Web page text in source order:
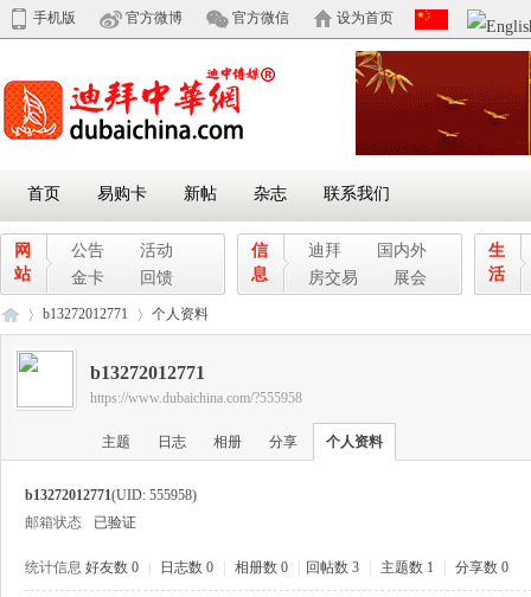
手机版 官方微博 官方微信 设为首页
首页 易购卡 新帖 杂志 联系我们
网
站
公告
活动
金卡
回馈
信
息
迪拜
国内外
房交易
展会
生
活
›
b13272012771 个人资料
b13272012771
https://www.dubaichina.com/?555958
主题 日志 相册 分享 个人资料
b13272012771(UID: 555958)
邮箱状态
已验证
统计信息 好友数 0 日志数 0 相册数 0 回帖数 3 主题数 1 分享数 0